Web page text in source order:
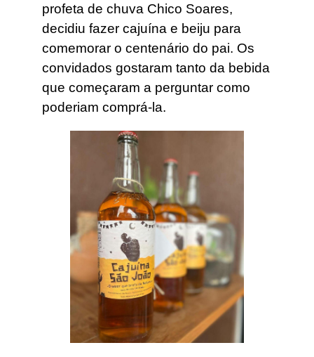
profeta de chuva Chico Soares,
decidiu fazer cajuína e beiju para
comemorar o centenário do pai. Os
convidados gostaram tanto da bebida
que começaram a perguntar como
poderiam comprá-la.